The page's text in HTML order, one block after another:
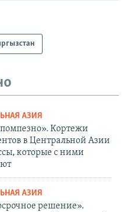
АЗИЯ
Кортежи
в Центральной Азии
которые с ними
АЗИЯ
решение».